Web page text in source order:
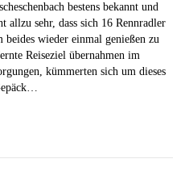
bestens bekannt und
allzu sehr, dass sich 16 Rennradler
wieder einmal genießen zu
Reiseziel übernahmen im
kümmerten sich um dieses